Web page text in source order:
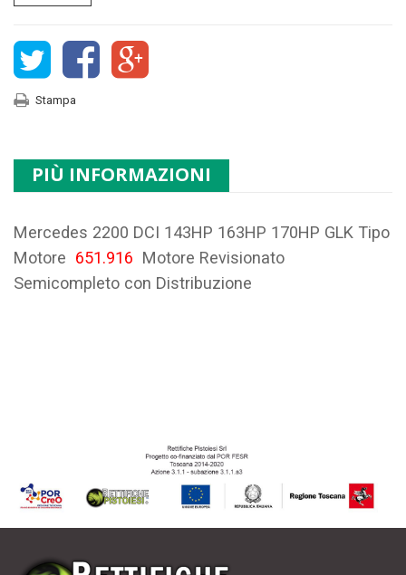
Stampa
PIÙ INFORMAZIONI
Mercedes 2200 DCI 143HP 163HP 170HP GLK Tipo
Motore 651.916 Motore Revisionato
Semicompleto con Distribuzione